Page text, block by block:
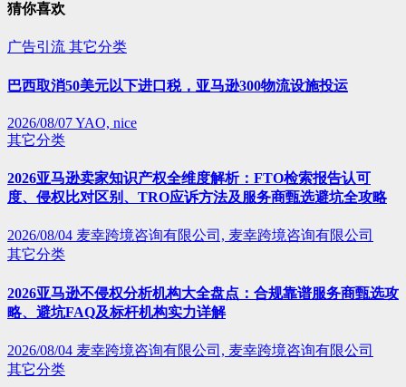
猜你喜欢
广告引流 其它分类
巴西取消50美元以下进口税，亚马逊300物流设施投运
2026/08/07YAO, nice
其它分类
2026亚马逊卖家知识产权全维度解析：FTO检索报告认可
度、侵权比对区别、TRO应诉方法及服务商甄选避坑全攻略
2026/08/04 麦幸跨境咨询有限公司, 麦幸跨境咨询有限公司
其它分类
2026亚马逊不侵权分析机构大全盘点：合规靠谱服务商甄选攻
略、避坑FAQ及标杆机构实力详解
2026/08/04 麦幸跨境咨询有限公司, 麦幸跨境咨询有限公司
其它分类